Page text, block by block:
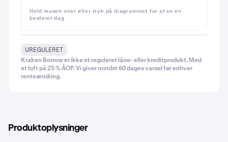
Hold musen over eller tryk på diagrammet for at se en
bestemt dag
UREGULERET
Kraken Borrow er ikke et reguleret låne- eller kreditprodukt. Med
et loft på 25 % ÅOP. Vi giver mindst 60 dages varsel før enhver
renteændring.
Produktoplysninger